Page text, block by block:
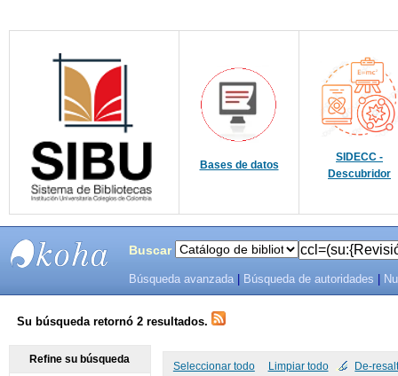
Bases de datos
SIDECC -
Descubridor
SISTEMAS
DE
Buscar
Búsqueda avanzada Búsqueda de autoridades
Su búsqueda retornó 2 resultados.
Seleccionar todo Limpiar todo De-
Refine su búsqueda